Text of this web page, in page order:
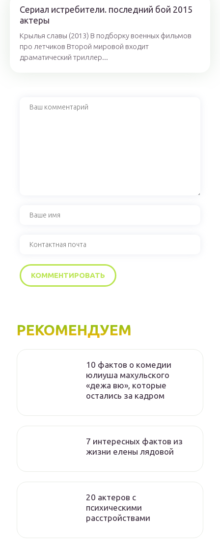
Сериал истребители. последний бой 2015
актеры
Крылья славы (2013) В подборку военных фильмов
про летчиков Второй мировой входит
драматический триллер...
РЕКОМЕНДУЕМ
10 фактов о комедии
юлиуша махульского
«дежа вю», которые
остались за кадром
7 интересных фактов из
жизни елены лядовой
20 актеров с
психическими
расстройствами